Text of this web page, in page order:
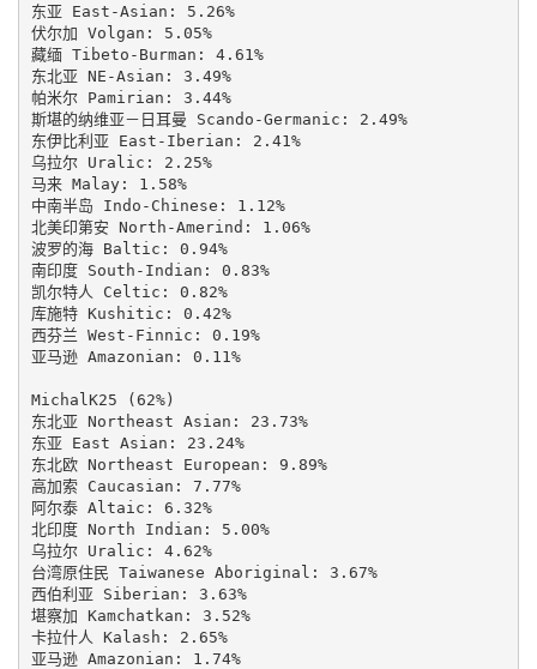
东亚 East-Asian: 5.26%
伏尔加 Volgan: 5.05%
藏缅 Tibeto-Burman: 4.61%
东北亚 NE-Asian: 3.49%
帕米尔 Pamirian: 3.44%
斯堪的纳维亚－日耳曼 Scando-Germanic: 2.49%
东伊比利亚 East-Iberian: 2.41%
乌拉尔 Uralic: 2.25%
马来 Malay: 1.58%
中南半岛 Indo-Chinese: 1.12%
北美印第安 North-Amerind: 1.06%
波罗的海 Baltic: 0.94%
南印度 South-Indian: 0.83%
凯尔特人 Celtic: 0.82%
库施特 Kushitic: 0.42%
西芬兰 West-Finnic: 0.19%
亚马逊 Amazonian: 0.11%
MichalK25 (62%)
东北亚 Northeast Asian: 23.73%
东亚 East Asian: 23.24%
东北欧 Northeast European: 9.89%
高加索 Caucasian: 7.77%
阿尔泰 Altaic: 6.32%
北印度 North Indian: 5.00%
乌拉尔 Uralic: 4.62%
台湾原住民 Taiwanese Aboriginal: 3.67%
西伯利亚 Siberian: 3.63%
堪察加 Kamchatkan: 3.52%
卡拉什人 Kalash: 2.65%
亚马逊 Amazonian: 1.74%